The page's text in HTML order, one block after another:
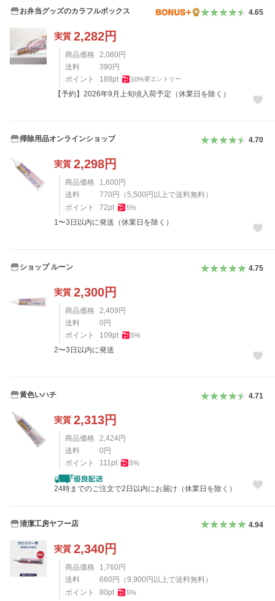
お弁当グッズのカラフルボックス 4.65
実質 2,282円
商品価格 2,080 円
送料
390 円
ポイント
188pt 10%要エントリー
【予約】2026年9月上旬頃入荷予定（休業日を除く）
掃除用品オンラインショップ 4.70
実質 2,298円
商品価格 1,600 円
送料
770 円 （5,500 円以上で送料無料）
ポイント
72pt 5%
1〜3日以内に発送（休業日を除く）
ショップ ルーン 4.75
実質 2,300円
商品価格 2,409 円
送料
0 円
ポイント
109pt 5%
2〜3日以内に発送
黄色いハチ 4.71
実質 2,313円
商品価格 2,424円
送料
0 円
ポイント
111pt 5%
24時までのご注文で2日以内にお届け（休業日を除く）
清潔工房ヤフー店 4.94
実質 2,340円
商品価格 1,760円
送料
660円 （9,900円以上で送料無料）
ポイント
80pt 5%